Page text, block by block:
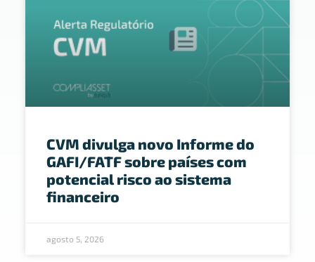
CVM divulga novo Informe do
GAFI/FATF sobre países com
potencial risco ao sistema
financeiro
agosto 5, 2026